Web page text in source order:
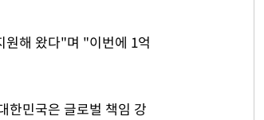
원해 왔다"며 "이번에 1억
한민국은 글로벌 책임 강